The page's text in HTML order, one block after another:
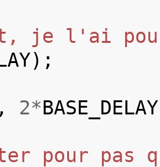
je l'ai
);
, 2*BASE_DELAY
pour pas